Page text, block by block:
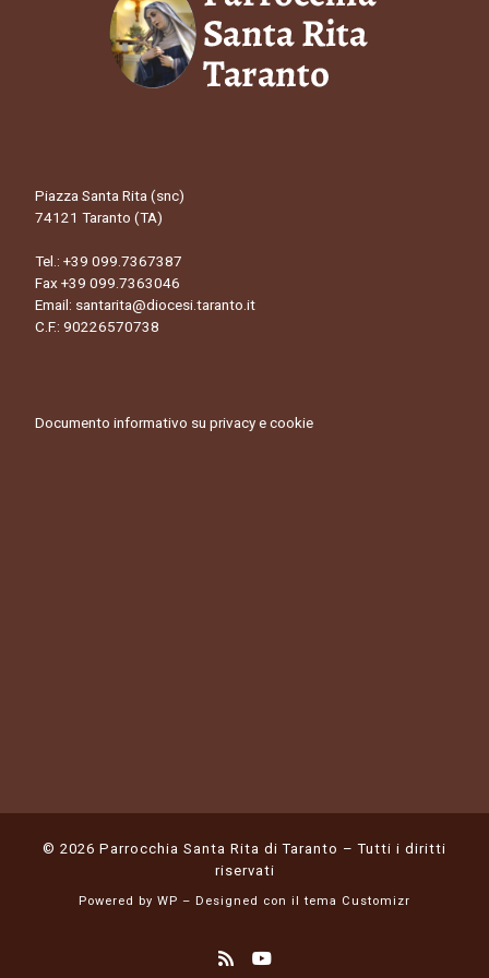
Piazza Santa Rita (snc)
74121 Taranto (TA)
Tel.: +39 099.7367387
Fax +39 099.7363046
Email: santarita@diocesi.taranto.it
C.F.: 90226570738
Documento informativo su privacy e cookie
© 2026 Parrocchia Santa Rita di Taranto – Tutti i diritti
riservati
Powered by WP – Designed con iltema Customizr